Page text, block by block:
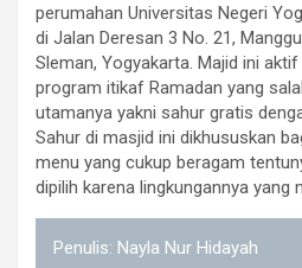
perumahan Universitas Negeri
di Jalan Deresan 3 No. 21,
Sleman, Yogyakarta. Majid ini
program itikaf Ramadan yang
utamanya yakni sahur gratis
Sahur di masjid ini dikhususkan
menu yang cukup beragam
dipilih karena lingkungannya yang
Penulis: Nayla Nur Hidayah